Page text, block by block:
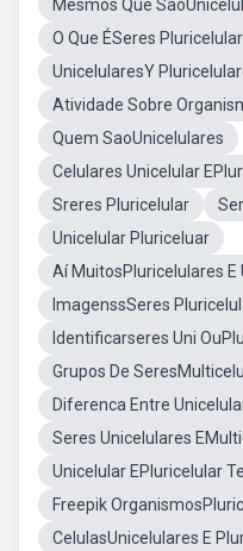
Mesmos Que
O Que ÉSeres
UnicelularesY
Atividade Sobre
Quem SaoUnicelulares
Celulares Unicelular
Sreres Pluricelular
Unicelular Pluriceluar
Aí MuitosPluricelulares E
ImagenssSeres
Identificarseres Uni
Grupos De
Diferenca Entre
Seres Unicelulares
Unicelular EPluricelular
Freepik
CelulasUnicelulares E